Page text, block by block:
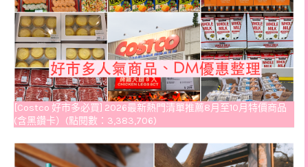
[Costco 好市多必買] 2026最新熱門清單推薦8月至10月特價商品
(含黑鑽卡）(點閱數：3,383,706)